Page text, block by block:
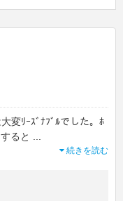
変ﾘｰｽﾞﾅﾌﾞﾙでした。ﾎ
ると
続きを読む